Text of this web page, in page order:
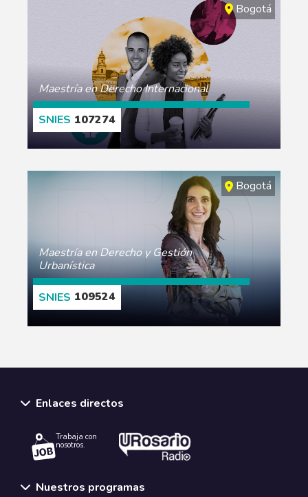
Bogotá
Maestría en Derecho Internacional
107274
CONOCE MÁS
Bogotá
Maestría en Derecho y Gestión
Urbanística
109524
Enlaces directos
Trabaja con
nosotros.
Nuestros programas